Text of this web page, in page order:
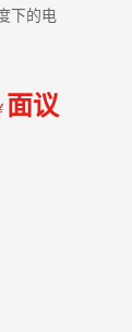
下的电
面议